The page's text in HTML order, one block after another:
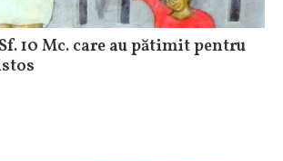
10 Mc. care au pătimit pentru